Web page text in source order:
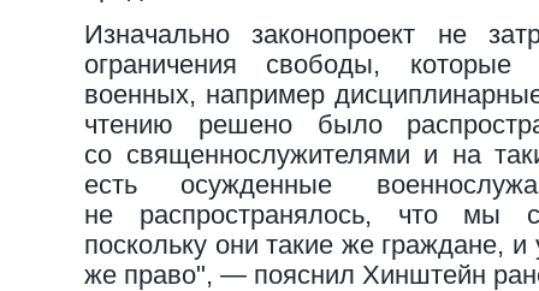
Изначально законопроект не
ограничения свободы,
военных, например
чтению решено было
со священнослужителями и на
есть осужденные
не распространялось, что мы
поскольку они такие же граждане,
же право", — пояснил Хинштейн